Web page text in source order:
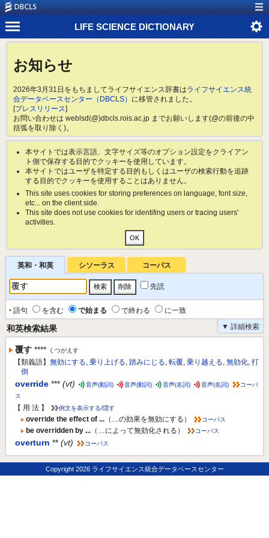
LIFE SCIENCE DICTIONARY
お知らせ
2026年3月31日をもちましてライフサイエンス辞書はライフサイエンス統
合データベースセンター（DBCLS） に移管されました。
[プレスリリース]
お問い合わせは weblsd(@)dbcls.rois.ac.jp までお願いします(@の前後の中
括弧を取り除く)。
本サイトでは表示言語、文字サイズ等のオプション設定をクライアン
ト側で保存する目的でクッキーを使用しています。
本サイトではユーザを特定する目的もしくはユーザの検索行動を追跡
する目的でクッキーを使用することはありません。
This site uses cookies for storing preferences on language, font size,
etc... on the client side.
This site does not use cookies for identifing users or tracing users'
activities.
英和・和英 シソーラス コーパス
先読
‣ 語句 を含む で始まる で終わる
に一致
▼ 詳細検索
和英検索結果
覆す **** くつがえす
【類義語】 無効にする, 乗り上げる, 踏みにじる, 転覆, 乗り越える, 無効化, 打
倒
override *** (vt) 音声(動詞) 音声(動詞) 音声(名詞) 音声(名詞)
コーパ
ス
【 用 法 】 例文を表示する/隠す
override the effect of ... （…の効果を無効にする） コーパス
be overridden by ... （…によって無効化される） コーパス
overturn ** (vt) コーパス
Copyright2026 ライフサイエンス統合データベースセンター